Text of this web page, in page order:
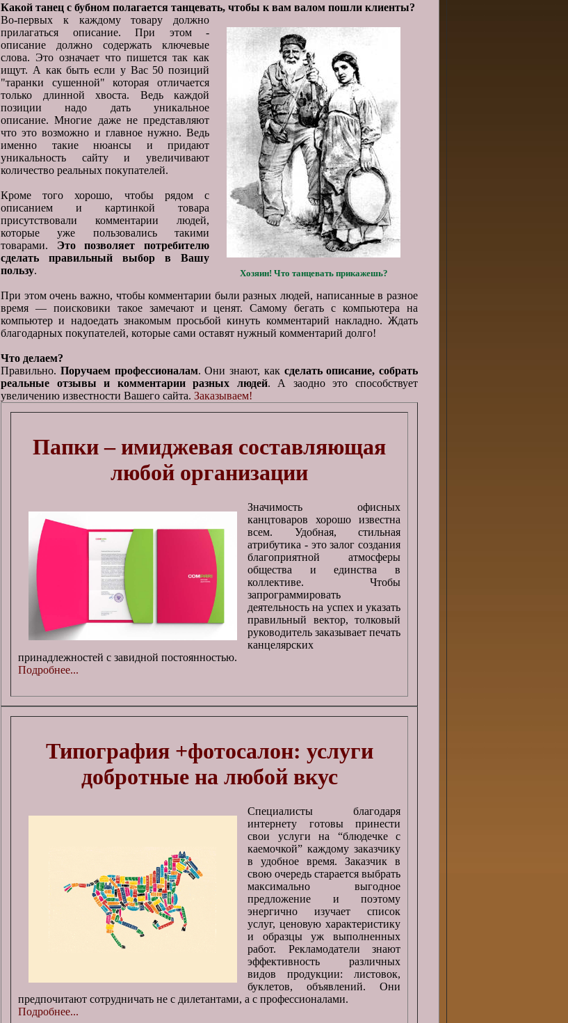
Какой танец с бубном полагается танцевать, чтобы к вам валом пошли клиенты?
Хозяин! Что танцевать прикажешь?
Во-первых к каждому товару должно
прилагаться описание. При этом -
описание должно содержать ключевые
слова. Это означает что пишется так как
ищут. А как быть если у Вас 50 позиций
"таранки сушенной" которая отличается
только длинной хвоста. Ведь каждой
позиции надо дать уникальное
описание. Многие даже не представляют
что это возможно и главное нужно. Ведь
именно такие нюансы и придают
уникальность сайту и увеличивают
количество реальных покупателей.
Кроме того хорошо, чтобы рядом с
описанием и картинкой товара
присутствовали комментарии людей,
которые уже пользовались такими
товарами. Это позволяет потребителю
сделать правильный выбор в Вашу
пользу.
При этом очень важно, чтобы комментарии были разных людей, написанные в разное
время — поисковики такое замечают и ценят. Самому бегать с компьютера на
компьютер и надоедать знакомым просьбой кинуть комментарий накладно. Ждать
благодарных покупателей, которые сами оставят нужный комментарий долго!
Что делаем?
Правильно. Поручаем профессионалам. Они знают, как сделать описание, собрать
реальные отзывы и комментарии разных людей. А заодно это способствует
увеличению известности Вашего сайта. Заказываем!
Папки – имиджевая составляющая
любой организации
Значимость офисных
канцтоваров хорошо известна
всем. Удобная, стильная
атрибутика - это залог создания
благоприятной атмосферы
общества и единства в
коллективе. Чтобы
запрограммировать
деятельность на успех и указать
правильный вектор, толковый
руководитель заказывает печать
канцелярских
принадлежностей с завидной постоянностью.
Подробнее...
Типография +фотосалон: услуги
добротные на любой вкус
Специалисты благодаря
интернету готовы принести
свои услуги на “блюдечке с
каемочкой” каждому заказчику
в удобное время. Заказчик в
свою очередь старается выбрать
максимально выгодное
предложение и поэтому
энергично изучает список
услуг, ценовую характеристику
и образцы уж выполненных
работ. Рекламодатели знают
эффективность различных
видов продукции: листовок,
буклетов, объявлений. Они
предпочитают сотрудничать не с дилетантами, а с профессионалами.
Подробнее...